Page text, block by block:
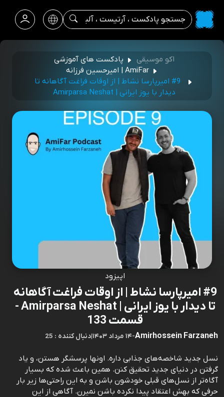
اکو موسیقی
پادکست های آموزشی
AmiFar | امیرحسین فرزانه
#9 امیرپارسا نشاط | از اوقات فراغت آگاهانه تا
دیدار با یوز ایرانی | Amirparsa Neshat
اپیزود
#9 امیرپارسا نشاط | از اوقات فراغت آگاهانه
تا دیدار با یوز ایرانی | Amirparsa Neshat -
قسمت 133
Amirhossein Farzaneh
-۱۴ مرداد ۱۴۰۳ |25 : دنبال کننده
نسل جدید شاخصه‌های جذابی داره. اونها پرسشگر هستن، و یاد
گرفتن در دنیای جدید تحقیق کنن. همین باعث شده که بسیار
آگاه‌تر از نسل‌های قبلی خودشون باشن و به این راحتی‌ها زیر بار
حرفی که بهش اعتقاد پیدا نکرده باشن نمیرن. آگاهی از این